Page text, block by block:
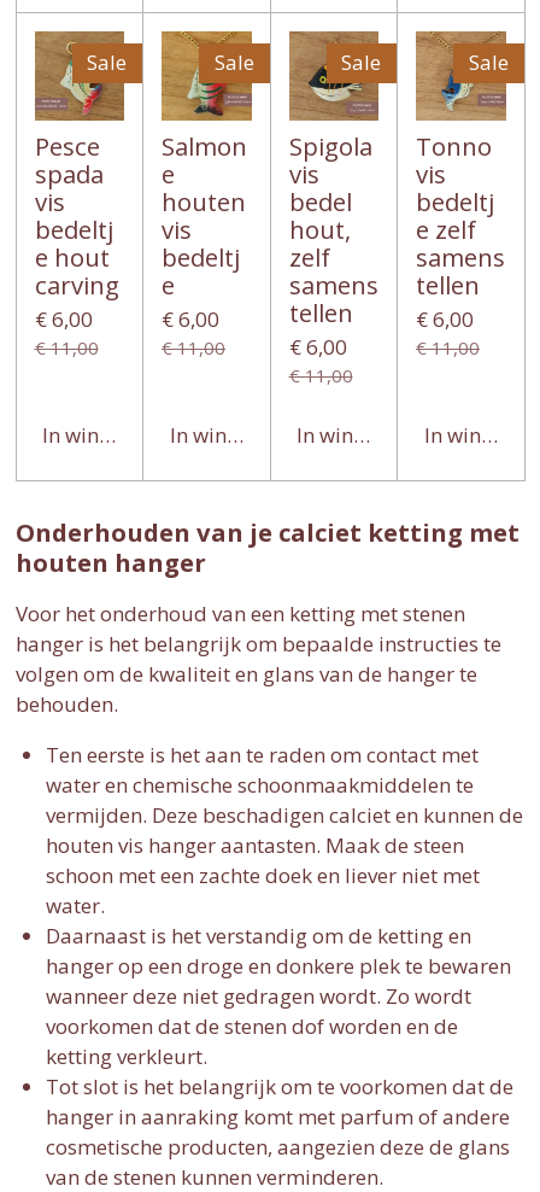
Sale
Pesce
spada
vis
bedeltj
e hout
carving
€ 6,00
€ 11,00
In winkelwagen
Sale
Salmon
e
houten
vis
bedeltj
e
€ 6,00
€ 11,00
In winkelwagen
Sale
Spigola
vis
bedel
hout,
zelf
samens
tellen
€ 6,00
€ 11,00
In winkelwagen
Sale
Tonno
vis
bedeltj
e zelf
samens
tellen
€ 6,00
€ 11,00
In
Onderhouden van je calciet ketting met
houten hanger
Voor het onderhoud van een ketting met stenen
hanger is het belangrijk om bepaalde instructies te
volgen om de kwaliteit en glans van de hanger te
behouden.
Ten eerste is het aan te raden om contact met
water en chemische schoonmaakmiddelen te
vermijden. Deze beschadigen calciet en kunnen de
houten vis hanger aantasten. Maak de steen
schoon met een zachte doek en liever niet met
water.
Daarnaast is het verstandig om de ketting en
hanger op een droge en donkere plek te bewaren
wanneer deze niet gedragen wordt. Zo wordt
voorkomen dat de stenen dof worden en de
ketting verkleurt.
Tot slot is het belangrijk om te voorkomen dat de
hanger in aanraking komt met parfum of andere
cosmetische producten, aangezien deze de glans
van de stenen kunnen verminderen.